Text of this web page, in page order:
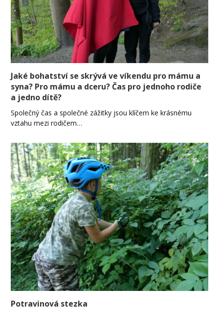
Jaké bohatství se skrývá ve víkendu pro mámu a
syna? Pro mámu a dceru? Čas pro jednoho rodiče
a jedno dítě?
Společný čas a společné zážitky jsou klíčem ke krásnému
vztahu mezi rodičem…
Potravinová stezka